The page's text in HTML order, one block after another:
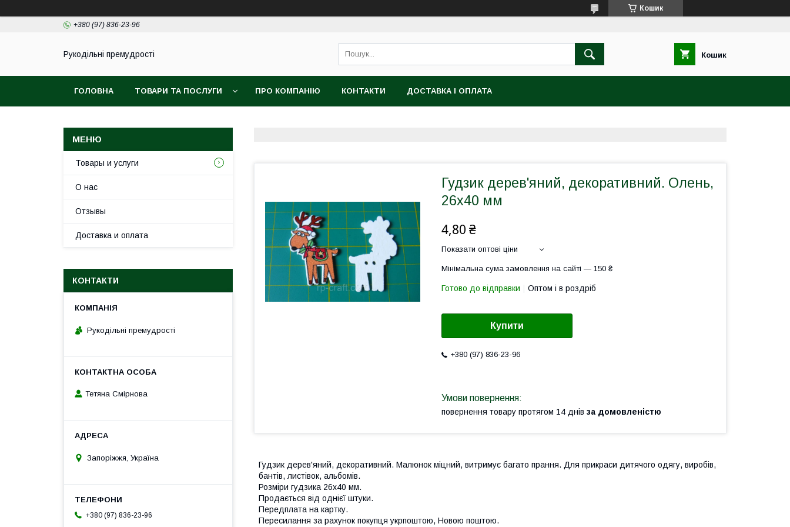
Кошик
+380 (97) 836-23-96
Рукодільні премудрості Кошик
ГОЛОВНА ТОВАРИ ТА ПОСЛУГИ ПРО КОМПАНІЮ КОНТАКТИ ДОСТАВКА І ОПЛАТА
Гудзик дерев'яний, декоративний. Олень,
26х40 мм
4,80 ₴
Показати оптові ціни
Мінімальна сума замовлення на сайті — 150 ₴
Готово до відправки Оптом і в роздріб
Купити
+380 (97) 836-23-96
повернення товару протягом 14 днів за домовленістю
Гудзик дерев'яний, декоративний. Малюнок міцний, витримує багато прання. Для прикраси дитячого одягу, виробів,
бантів, листівок, альбомів.
Розміри гудзика 26х40 мм.
Продається від однієї штуки.
Передплата на картку.
Пересилання за рахунок покупця укрпоштою, Новою поштою.
Товары и услуги
О нас
Отзывы
Доставка и оплата
КОНТАКТИ
Рукодільні премудрості
Тетяна Смірнова
Запоріжжя, Україна
+380 (97) 836-23-96